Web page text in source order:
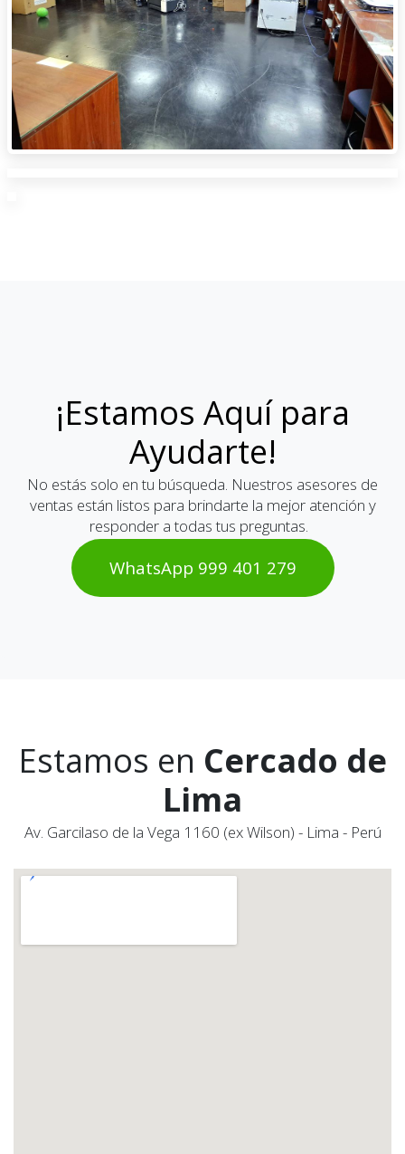
¡Estamos Aquí para
Ayudarte!
No estás solo en tu búsqueda. Nuestros asesores de
ventas están listos para brindarte la mejor atención y
responder a todas tus preguntas.
WhatsAp​​​​p 999 401 2​​79
Estamos en Cercado de
Lima
Av. Garcilaso de la Vega 1160 (ex Wilson) - Lima - Perú